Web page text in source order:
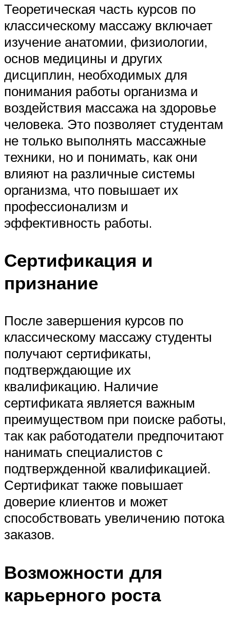
Теоретическая часть курсов по
классическому массажу включает
изучение анатомии, физиологии,
основ медицины и других
дисциплин, необходимых для
понимания работы организма и
воздействия массажа на здоровье
человека. Это позволяет студентам
не только выполнять массажные
техники, но и понимать, как они
влияют на различные системы
организма, что повышает их
профессионализм и
эффективность работы.
Сертификация и
признание
После завершения курсов по
классическому массажу студенты
получают сертификаты,
подтверждающие их
квалификацию. Наличие
сертификата является важным
преимуществом при поиске работы,
так как работодатели предпочитают
нанимать специалистов с
подтвержденной квалификацией.
Сертификат также повышает
доверие клиентов и может
способствовать увеличению потока
заказов.
Возможности для
карьерного роста